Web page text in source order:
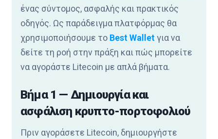
ένας σύντομος, ασφαλής και πρακτικός
οδηγός. Ως παράδειγμα πλατφόρμας θα
χρησιμοποιήσουμε το Best Walletγια να
δείτε τη ροή στην πράξη και πώς μπορείτε
να αγοράστε Litecoin με απλά βήματα.
Βήμα 1 — Δημιουργία και
ασφάλιση κρυπτο-πορτοφολιού
Πριν αγοράσετε Litecoin, δημιουργήστε